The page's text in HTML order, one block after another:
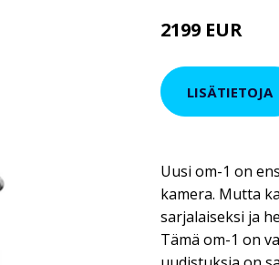
2199 EUR
LISÄTIETOJA
Uusi om-1 on
kamera. Mutta
sarjalaiseksi ja
Tämä om-1 on